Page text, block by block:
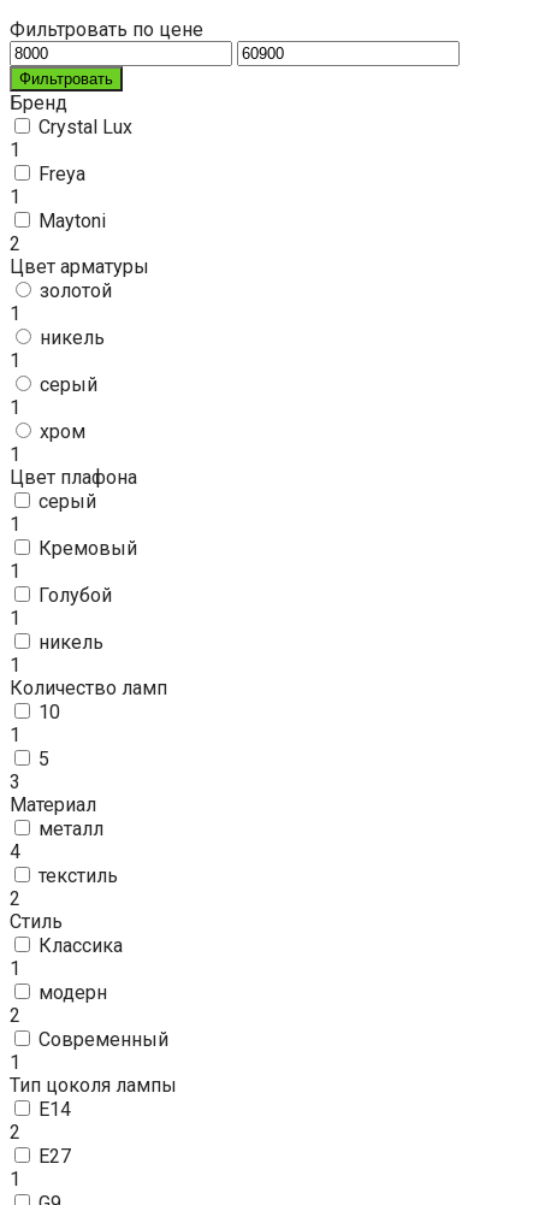
Фильтровать по цене
Фильтровать
Бренд
Crystal Lux
1
Freya
1
Maytoni
2
Цвет арматуры
золотой
1
никель
1
серый
1
хром
1
Цвет плафона
серый
1
Кремовый
1
Голубой
1
никель
1
Количество ламп
10
1
5
3
Материал
металл
4
текстиль
2
Стиль
Классика
1
модерн
2
Современный
1
Тип цоколя лампы
E14
2
E27
1